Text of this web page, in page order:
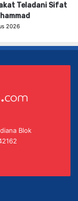
Teladani Sifat
2026
Blok